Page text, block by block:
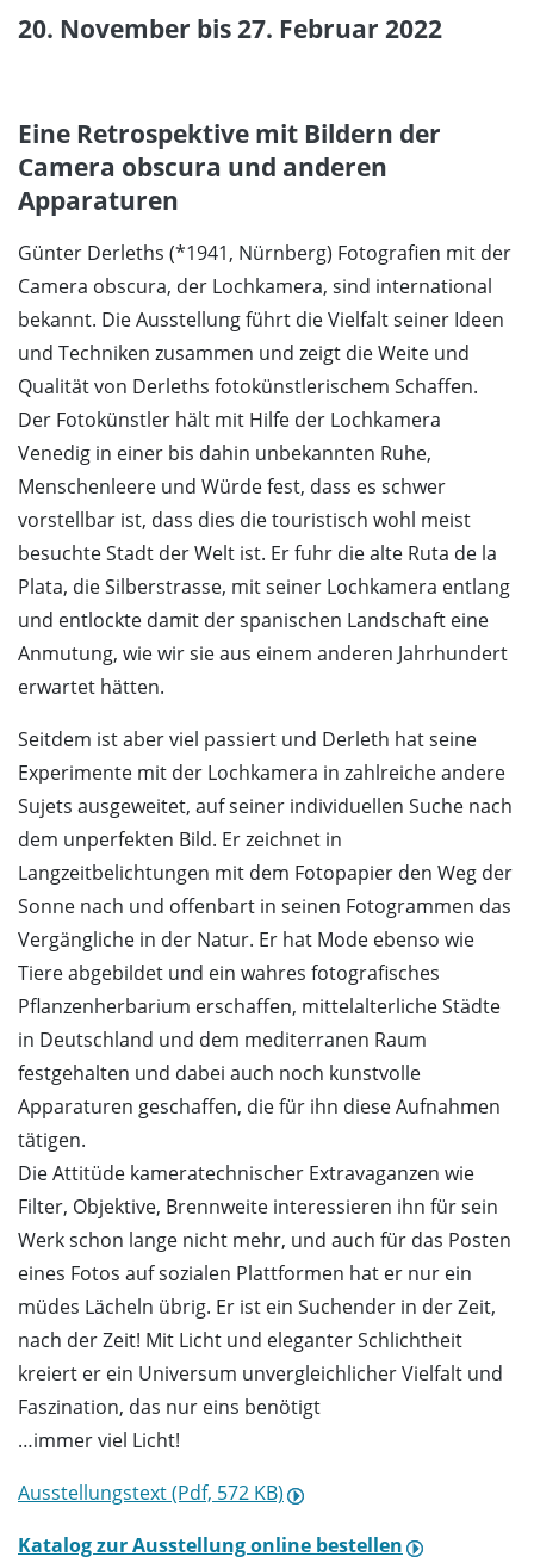
20. November bis 27. Februar 2022
Eine Retrospektive mit Bildern der
Camera obscura und anderen
Apparaturen
Günter Derleths (*1941, Nürnberg) Fotografien mit der
Camera obscura, der Lochkamera, sind international
bekannt. Die Ausstellung führt die Vielfalt seiner Ideen
und Techniken zusammen und zeigt die Weite und
Qualität von Derleths fotokünstlerischem Schaffen.
Der Fotokünstler hält mit Hilfe der Lochkamera
Venedig in einer bis dahin unbekannten Ruhe,
Menschenleere und Würde fest, dass es schwer
vorstellbar ist, dass dies die touristisch wohl meist
besuchte Stadt der Welt ist. Er fuhr die alte Ruta de la
Plata, die Silberstrasse, mit seiner Lochkamera entlang
und entlockte damit der spanischen Landschaft eine
Anmutung, wie wir sie aus einem anderen Jahrhundert
erwartet hätten.
Seitdem ist aber viel passiert und Derleth hat seine
Experimente mit der Lochkamera in zahlreiche andere
Sujets ausgeweitet, auf seiner individuellen Suche nach
dem unperfekten Bild. Er zeichnet in
Langzeitbelichtungen mit dem Fotopapier den Weg der
Sonne nach und offenbart in seinen Fotogrammen das
Vergängliche in der Natur. Er hat Mode ebenso wie
Tiere abgebildet und ein wahres fotografisches
Pflanzenherbarium erschaffen, mittelalterliche Städte
in Deutschland und dem mediterranen Raum
festgehalten und dabei auch noch kunstvolle
Apparaturen geschaffen, die für ihn diese Aufnahmen
tätigen.
Die Attitüde kameratechnischer Extravaganzen wie
Filter, Objektive, Brennweite interessieren ihn für sein
Werk schon lange nicht mehr, und auch für das Posten
eines Fotos auf sozialen Plattformen hat er nur ein
müdes Lächeln übrig. Er ist ein Suchender in der Zeit,
nach der Zeit! Mit Licht und eleganter Schlichtheit
kreiert er ein Universum unvergleichlicher Vielfalt und
Faszination, das nur eins benötigt
…immer viel Licht!
Ausstellungstext (Pdf, 572 KB)
Katalog zur Ausstellung online bestellen